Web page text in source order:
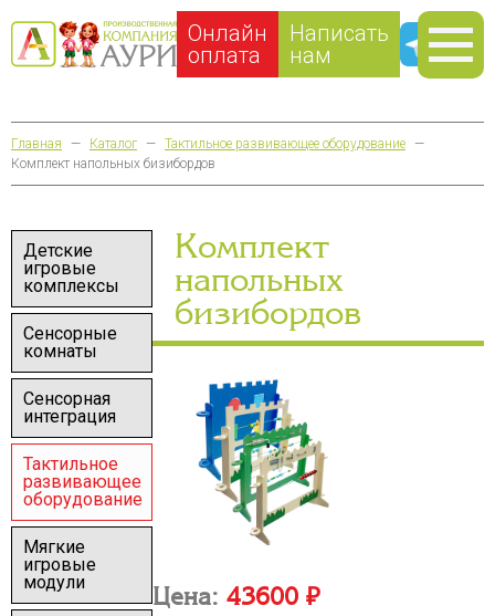
Онлайн
оплата
Написать
нам
Главная — Каталог — Тактильное развивающее оборудование —
Комплект напольных бизибордов
Детские
игровые
комплексы
Сенсорные
комнаты
Сенсорная
интеграция
Тактильное
развивающее
оборудование
Мягкие
игровые
модули
Комплект
напольных
бизибордов
Цена:43600 ₽